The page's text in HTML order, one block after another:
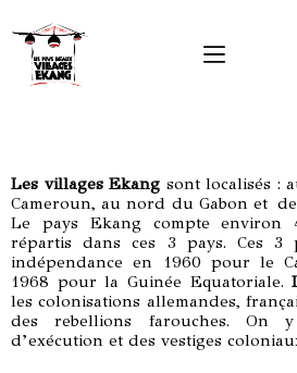
Les villages Ekang sont localisés :
Cameroun, au nord du Gabon et
Le pays Ekang compte environ
répartis dans ces 3 pays. Ces
indépendance en 1960 pour le
1968 pour la Guinée Equatoriale.
les colonisations allemandes,
des rebellions farouches. On
d’exécution et des vestiges